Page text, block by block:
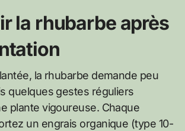
la rhubarbe après
la rhubarbe demande peu
quelques gestes réguliers
plante vigoureuse. Chaque
un engrais organique (type 10-